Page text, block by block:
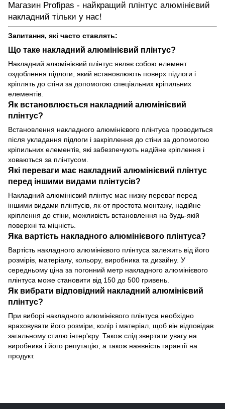
Магазин Profipas - найкращий плінтус алюмінієвий
накладний тільки у нас!
Запитання, які часто ставлять:
Що таке накладний алюмінієвий плінтус?
Накладний алюмінієвий плінтус являє собою елемент
оздоблення підлоги, який встановлюють поверх підлоги і
кріплять до стіни за допомогою спеціальних кріпильних
елементів.
Як встановлюється накладний алюмінієвий
плінтус?
Встановлення накладного алюмінієвого плінтуса проводиться
після укладання підлоги і закріплення до стіни за допомогою
кріпильних елементів, які забезпечують надійне кріплення і
ховаються за плінтусом.
Які переваги має накладний алюмінієвий плінтус
перед іншими видами плінтусів?
Накладний алюмінієвий плінтус має низку переваг перед
іншими видами плінтусів, як-от простота монтажу, надійне
кріплення до стіни, можливість встановлення на будь-якій
поверхні та міцність.
Яка вартість накладного алюмінієвого плінтуса?
Вартість накладного алюмінієвого плінтуса залежить від його
розмірів, матеріалу, кольору, виробника та дизайну. У
середньому ціна за погонний метр накладного алюмінієвого
плінтуса може становити від 150 до 500 гривень.
Як вибрати відповідний накладний алюмінієвий
плінтус?
При виборі накладного алюмінієвого плінтуса необхідно
враховувати його розміри, колір і матеріал, щоб він відповідав
загальному стилю інтер'єру. Також слід звертати увагу на
виробника і його репутацію, а також наявність гарантії на
продукт.